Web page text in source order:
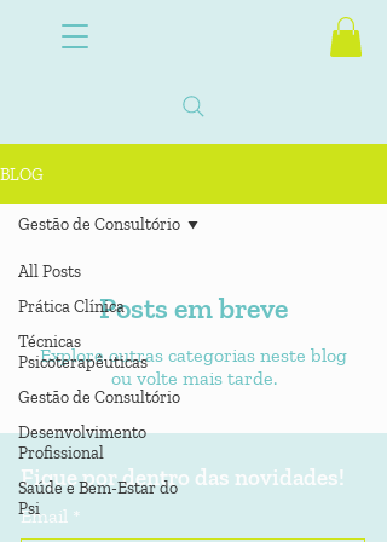
BLOG
All Posts
Prática Clínica
Técnicas
Psicoterapêuticas
Gestão de Consultório
Desenvolvimento
Profissional
Saúde e Bem-Estar do
Psi
Gestão de Consultório
Posts em breve
Explore outras categorias neste blog
ou volte mais tarde.
Fique por dentro das novidades!
Email *